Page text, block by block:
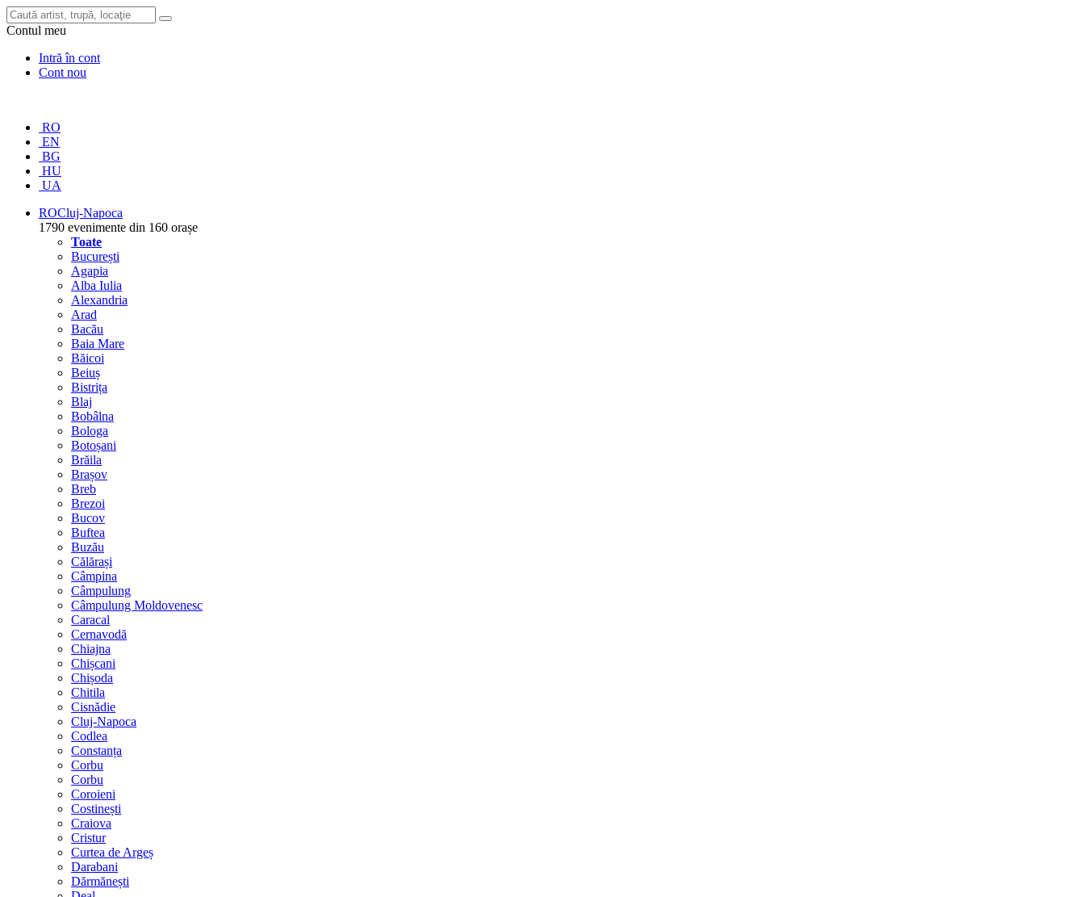
Contul meu
Intră în cont
Cont nou
RO
EN
BG
HU
UA
ROCluj-Napoca
1790 evenimente din 160 orașe
Toate
București
Agapia
Alba Iulia
Alexandria
Arad
Bacău
Baia Mare
Băicoi
Beiuș
Bistrița
Blaj
Bobâlna
Bologa
Botoșani
Brăila
Brașov
Breb
Brezoi
Bucov
Buftea
Buzău
Călărași
Câmpina
Câmpulung
Câmpulung Moldovenesc
Caracal
Cernavodă
Chiajna
Chișcani
Chișoda
Chitila
Cisnădie
Cluj-Napoca
Codlea
Constanța
Corbu
Corbu
Coroieni
Costinești
Craiova
Cristur
Curtea de Argeș
Darabani
Dărmănești